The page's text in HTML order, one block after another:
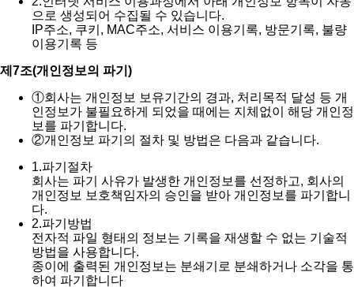
으로 생성되어 수집될 수 있습니다.
IP주소, 쿠키, MAC주소, 서비스 이용기록, 방문기록, 불량
이용기록 등
제7조(개인정보의 파기)
①회사는 개인정보 보유기간의 경과, 처리목적 달성 등 개
인정보가 불필요하게 되었을 때에는 지체없이 해당 개인정
보를 파기합니다.
②개인정보 파기의 절차 및 방법은 다음과 같습니다.
1.파기절차
회사는 파기 사유가 발생한 개인정보를 선정하고, 회사의
개인정보 보호책임자의 승인을 받아 개인정보를 파기합니
다.
2.파기방법
전자적 파일 형태의 정보는 기록을 재생할 수 없는 기술적
방법을 사용합니다.
종이에 출력된 개인정보는 분쇄기로 분쇄하거나 소각을 통
하여 파기합니다